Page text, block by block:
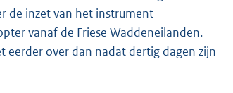
de inzet van het instrument
vanaf de Friese Waddeneilanden.
eerder over dan nadat dertig dagen zijn